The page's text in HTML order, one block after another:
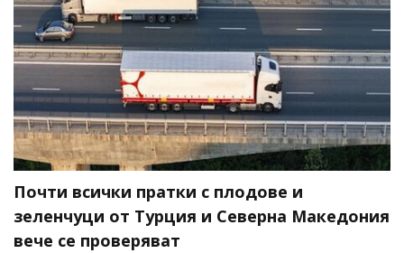
Почти всички пратки с плодове и
зеленчуци от Турция и Северна Македония
вече се проверяват